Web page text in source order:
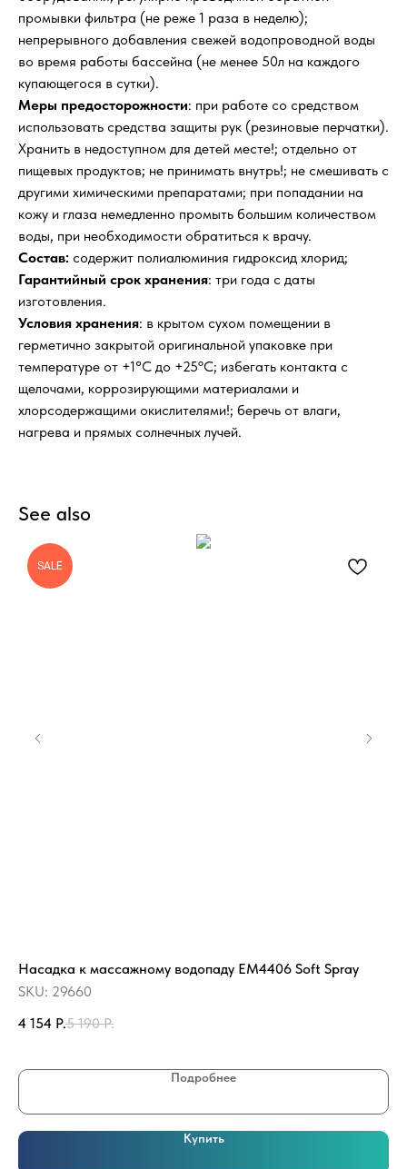
промывки фильтра (не реже 1 раза в неделю);
непрерывного добавления свежей водопроводной воды
во время работы бассейна (не менее 50л на каждого
купающегося в сутки).
Меры предосторожности: при работе со средством
использовать средства защиты рук (резиновые перчатки).
Хранить в недоступном для детей месте!; отдельно от
пищевых продуктов; не принимать внутрь!; не смешивать с
другими химическими препаратами; при попадании на
кожу и глаза немедленно промыть большим количеством
воды, при необходимости обратиться к врачу.
Состав: содержит полиалюминия гидроксид хлорид;
Гарантийный срок хранения: три года с даты
изготовления.
Условия хранения: в крытом сухом помещении в
герметично закрытой оригинальной упаковке при
температуре от +1°С до +25ºС; избегать контакта с
щелочами, коррозирующими материалами и
хлорсодержащими окислителями!; беречь от влаги,
нагрева и прямых солнечных лучей.
See also
SALE
Насадка к массажному водопаду EM4406 Soft Spray
SKU: 29660
4 154 Р.5 190 Р.
Подробнее
Купить